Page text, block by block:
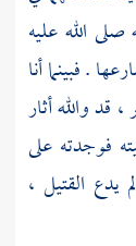
الله عليه
. فبينما أنا
، قد والله أثار
فوجدته على
يدع القتيل ،